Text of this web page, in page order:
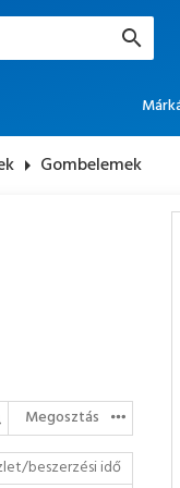
arrow_right Gombelemek
Megosztás
beszerzési idő